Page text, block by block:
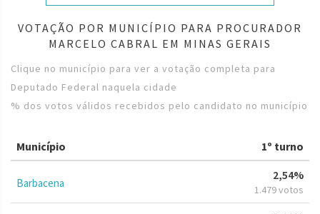
VOTAÇÃO POR MUNICÍPIO PARA PROCURADOR
MARCELO CABRAL EM MINAS GERAIS
Clique no município para ver a votação completa para
Deputado Federal naquela cidade
% dos votos válidos recebidos pelo candidato no município
Município 1º turno
Barbacena
2,54%
1.479 votos